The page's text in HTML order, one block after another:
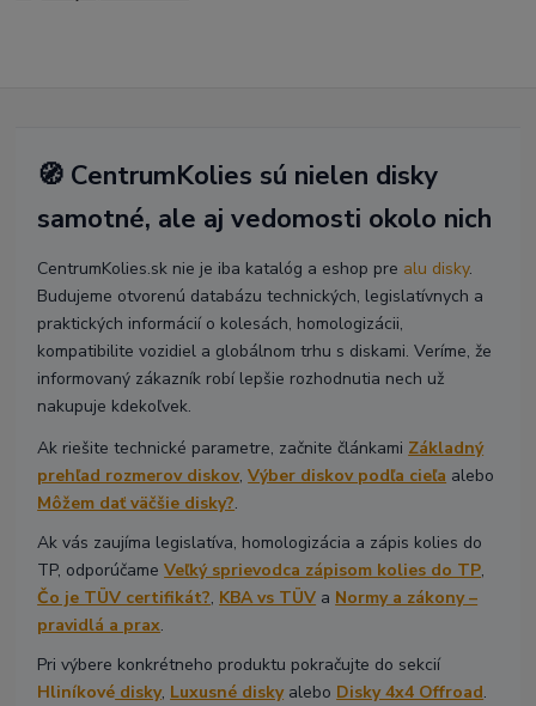
🧭 CentrumKolies sú nielen disky
samotné, ale aj vedomosti okolo nich
CentrumKolies.sk nie je iba katalóg a eshop pre alu disky.
Budujeme otvorenú databázu technických, legislatívnych a
praktických informácií o kolesách, homologizácii,
kompatibilite vozidiel a globálnom trhu s diskami. Veríme, že
informovaný zákazník robí lepšie rozhodnutia nech už
nakupuje kdekoľvek.
Ak riešite technické parametre, začnite článkami Základný
prehľad rozmerov diskov,Výber diskov podľa cieľa alebo
Môžem dať väčšie disky?.
Ak vás zaujíma legislatíva, homologizácia a zápis kolies do
TP, odporúčameVeľký sprievodca zápisom kolies do TP,
Čo je TÜV certifikát?, KBA vs TÜV a Normy a zákony –
pravidlá a prax.
Pri výbere konkrétneho produktu pokračujte do sekcií
Hliníkové disky, Luxusné diskyalebo Disky 4x4 Offroad.